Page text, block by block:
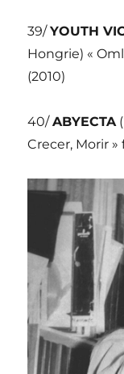
39/YOUTH
Hongrie) «
(2010)
40/ABYECTA
Crecer, Morir